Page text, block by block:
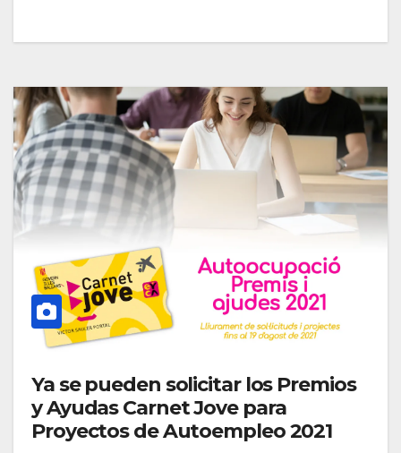
Ya se pueden solicitar los Premios
y Ayudas Carnet Jove para
Proyectos de Autoempleo 2021